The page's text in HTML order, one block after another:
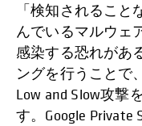
「検知されるこ
んでいるマルウェ
感染する恐れがあ
ングを行うことで
Low and Slow攻撃
す。Google Private